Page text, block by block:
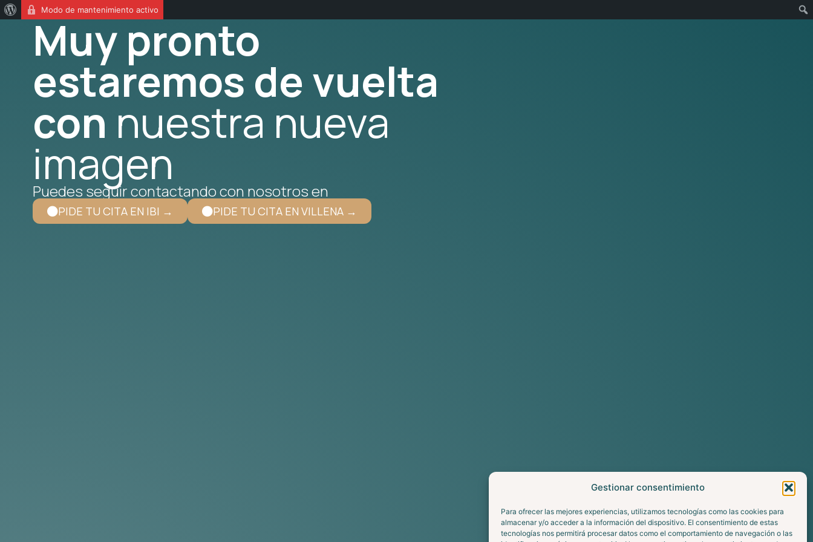
Gestionar consentimiento
Para ofrecer las mejores experiencias, utilizamos tecnologías como las cookies para
almacenar y/o acceder a la información del dispositivo. El consentimiento de estas
tecnologías nos permitirá procesar datos como el comportamiento de navegación o las
Modo de mantenimiento activo
Muy pronto
estaremos de vuelta
con nuestra nueva
imagen
Puedes seguir contactando con nosotros en
PIDE TU CITA EN IBI → PIDE TU CITA EN VILLENA →